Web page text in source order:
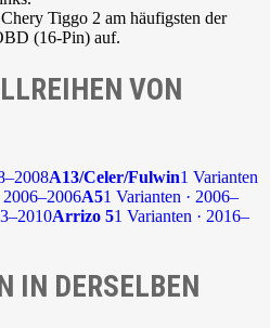
Tiggo 2 am häufigsten der
(16-Pin) auf.
VON
A13/Celer/Fulwin1 Varianten
2006–2006A51 Varianten · 2006–
Arrizo 51 Varianten · 2016–
IN DERSELBEN